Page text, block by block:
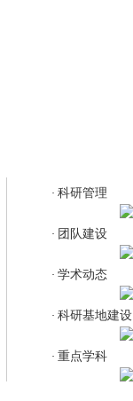
· 科研管理
· 团队建设
· 学术动态
· 科研基地建设
· 重点学科